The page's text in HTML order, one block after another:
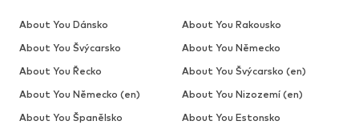
About You Dánsko
About You Rakousko
About You Švýcarsko
About You Německo
About You Řecko
About You Švýcarsko (en)
About You Německo (en)
About You Nizozemí (en)
About You Španělsko
About You Estonsko